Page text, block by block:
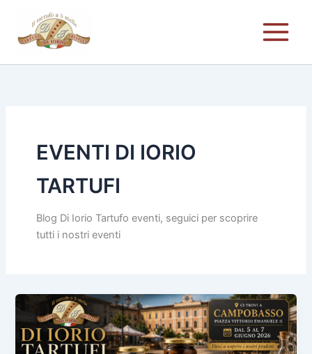
contenuto
EVENTI DI IORIO
TARTUFI
Blog Di Iorio Tartufo eventi, seguici per scoprire
tutti i nostri eventi